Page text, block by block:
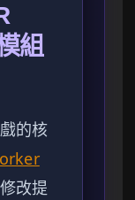
組
的核
改提